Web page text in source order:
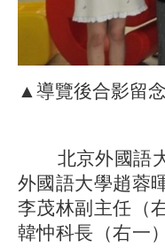
▲導覽後合影留念
北京外國語大
外國語大學趙蓉
李茂林副主任（
韓忡科長（右一